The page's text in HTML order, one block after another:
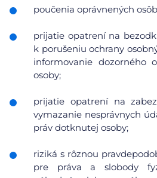
poučenia oprávnených
prijatie opatrení na
k porušeniu ochrany
informovanie dozorného
osoby;
prijatie opatrení na
vymazanie nesprávnych
práv dotknutej osoby;
riziká s rôznou
pre práva a slobody